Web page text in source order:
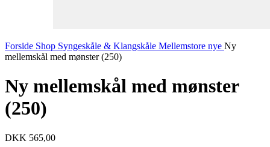
Forside Shop Syngeskåle & Klangskåle Mellemstore nye Ny
mellemskål med mønster (250)
Ny mellemskål med mønster
(250)
DKK 565,00